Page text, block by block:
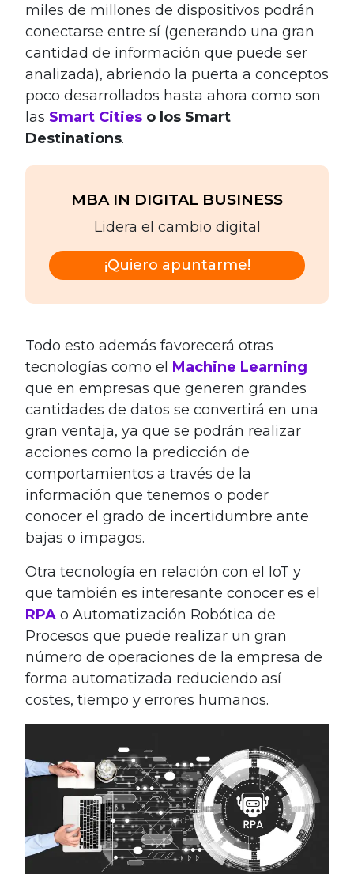
miles de millones de dispositivos podrán
conectarse entre sí (generando una gran
cantidad de información que puede ser
analizada), abriendo la puerta a conceptos
poco desarrollados hasta ahora como son
las Smart Cities o los Smart
Destinations.
MBA IN DIGITAL BUSINESS
Lidera el cambio digital
¡Quiero apuntarme!
Todo esto además favorecerá otras
tecnologías como el Machine Learning
que en empresas que generen grandes
cantidades de datos se convertirá en una
gran ventaja, ya que se podrán realizar
acciones como la predicción de
comportamientos a través de la
información que tenemos o poder
conocer el grado de incertidumbre ante
bajas o impagos.
Otra tecnología en relación con el IoT y
que también es interesante conocer es el
RPA o Automatización Robótica de
Procesos que puede realizar un gran
número de operaciones de la empresa de
forma automatizada reduciendo así
costes, tiempo y errores humanos.